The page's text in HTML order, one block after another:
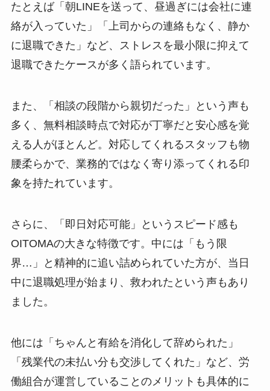
たとえば「朝LINEを送って、昼過ぎには会社に連
絡が入っていた」「上司からの連絡もなく、静か
に退職できた」など、ストレスを最小限に抑えて
退職できたケースが多く語られています。
また、「相談の段階から親切だった」という声も
多く、無料相談時点で対応が丁寧だと安心感を覚
える人がほとんど。対応してくれるスタッフも物
腰柔らかで、業務的ではなく寄り添ってくれる印
象を持たれています。
さらに、「即日対応可能」というスピード感も
OITOMAの大きな特徴です。中には「もう限
界…」と精神的に追い詰められていた方が、当日
中に退職処理が始まり、救われたという声もあり
ました。
他には「ちゃんと有給を消化して辞められた」
「残業代の未払い分も交渉してくれた」など、労
働組合が運営していることのメリットも具体的に